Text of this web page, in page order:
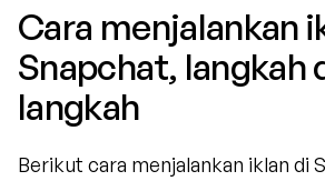
Cara menjalankan
Snapchat, langkah
langkah
Berikut cara menjalankan iklan di